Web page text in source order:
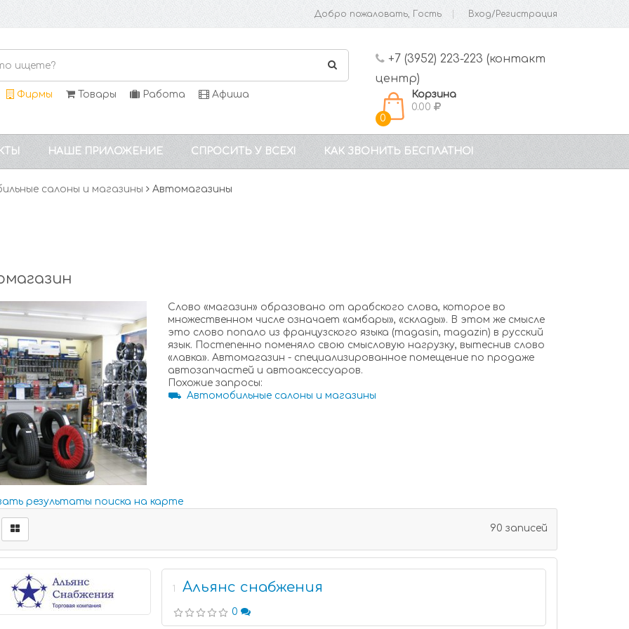
Добро пожаловать, Гость Вход/Регистрация
Фирмы Товары Работа Афиша
+7 (3952) 223-223 (контакт
центр)
0
Корзина
0.00
НАШЕ ПРИЛОЖЕНИЕ СПРОСИТЬ У ВСЕХ! КАК ЗВОНИТЬ БЕСПЛАТНО!
салоны и магазины Автомагазины
Слово «магазин» образовано от арабского слова, которое во
множественном числе означает «амбары», «склады». В этом же смысле
это слово попало из французского языка (magasin, magazin) в русский
язык. Постепенно поменяло свою смысловую нагрузку, вытеснив слово
«лавка». Автомагазин - специализированное помещение по продаже
автозапчастей и автоаксессуаров.
Похожие запросы:
⛟ Автомобильные салоны и магазины
результаты поиска на карте
90 записей
1 Альянс снабжения
0